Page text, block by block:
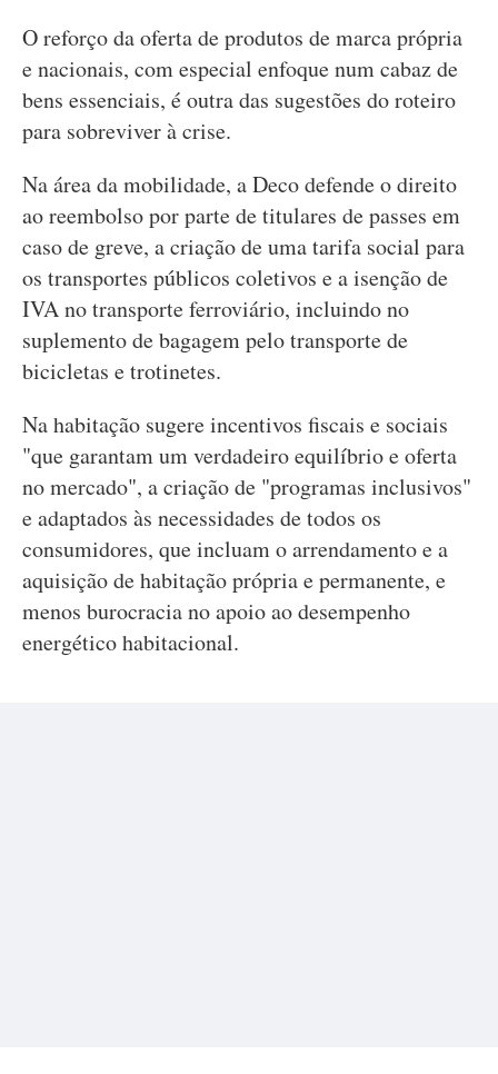
O reforço da oferta de produtos de marca própria
e nacionais, com especial enfoque num cabaz de
bens essenciais, é outra das sugestões do roteiro
para sobreviver à crise.
Na área da mobilidade, a Deco defende o direito
ao reembolso por parte de titulares de passes em
caso de greve, a criação de uma tarifa social para
os transportes públicos coletivos e a isenção de
IVA no transporte ferroviário, incluindo no
suplemento de bagagem pelo transporte de
bicicletas e trotinetes.
Na habitação sugere incentivos fiscais e sociais
"que garantam um verdadeiro equilíbrio e oferta
no mercado", a criação de "programas inclusivos"
e adaptados às necessidades de todos os
consumidores, que incluam o arrendamento e a
aquisição de habitação própria e permanente, e
menos burocracia no apoio ao desempenho
energético habitacional.